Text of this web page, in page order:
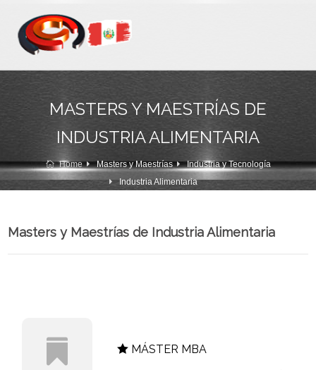
MASTERS Y MAESTRÍAS DE
INDUSTRIA ALIMENTARIA
Home Masters y Maestrías
Industria y Tecnología
Industria Alimentaria
Masters y Maestrías de Industria Alimentaria
MÁSTER MBA